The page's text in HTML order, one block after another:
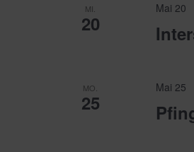
MI.
20
Mai 20
MO.
25
Mai 25